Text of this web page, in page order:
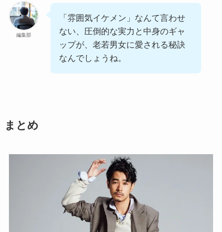
編集部
「雰囲気イケメン」なんて言わせ
ない、圧倒的な実力と中身のギャ
ップが、老若男女に愛される秘訣
なんでしょうね。
まとめ